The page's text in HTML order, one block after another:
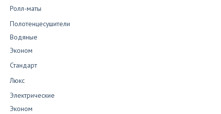
Ролл-маты
Полотенцесушители
Водяные
Эконом
Стандарт
Люкс
Электрические
Эконом